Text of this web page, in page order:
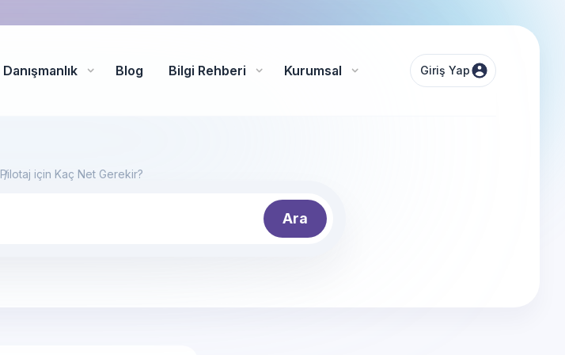
Danışmanlık Blog Bilgi Rehberi Kurumsal Giriş Yap
Pilotaj için Kaç Net Gerekir?
Ara